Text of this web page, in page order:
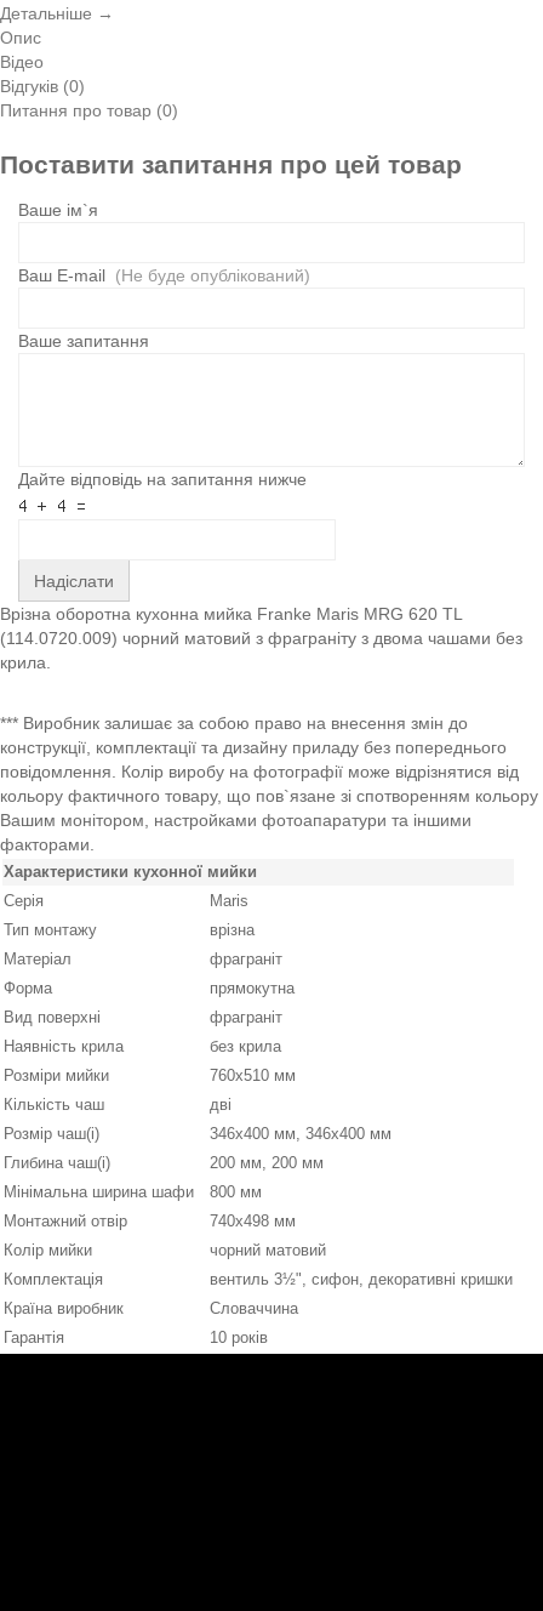
Детальніше →
Опис
Відео
Відгуків (0)
Питання про товар (0)
Поставити запитання про цей товар
Ваше ім`я
Ваш E-mail (Не буде опублікований)
Ваше запитання
Дайте відповідь на запитання нижче
Надіслати
Врізна оборотна кухонна мийка Franke Maris MRG 620 TL
(114.0720.009) чорний матовий з фраграніту з двома чашами без
крила.
*** Виробник залишає за собою право на внесення змін до
конструкції, комплектації та дизайну приладу без попереднього
повідомлення. Колір виробу на фотографії може відрізнятися від
кольору фактичного товару, що пов`язане зі спотворенням кольору
Вашим монітором, настройками фотоапаратури та іншими
факторами.
Характеристики кухонної мийки
Серія
Maris
Тип монтажу
врізна
Матеріал
фраграніт
Форма
прямокутна
Вид поверхні
фраграніт
Наявність крила
без крила
Розміри мийки
760x510 мм
Кількість чаш
дві
Розмір чаш(і)
346x400 мм, 346x400 мм
Глибина чаш(і)
200 мм, 200 мм
Мінімальна ширина шафи
800 мм
Монтажний отвір
740x498 мм
Колір мийки
чорний матовий
Комплектація
вентиль 3½", сифон, декоративні кришки
Країна виробник
Словаччина
Гарантія
10 років